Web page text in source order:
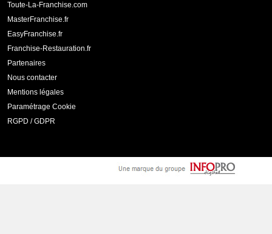
Toute-La-Franchise.com
MasterFranchise.fr
EasyFranchise.fr
Franchise-Restauration.fr
Partenaires
Nous contacter
Mentions légales
Paramétrage Cookie
RGPD / GDPR